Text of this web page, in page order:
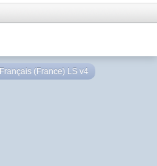
Français (France) LS v4